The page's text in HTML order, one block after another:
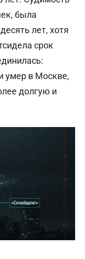
была
лет, хотя
срок
умер в Москве,
долгую и